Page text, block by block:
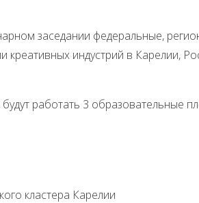
заседании федеральные,
креативных индустрий в Карелии,
работать 3 образовательные
кластера Карелии